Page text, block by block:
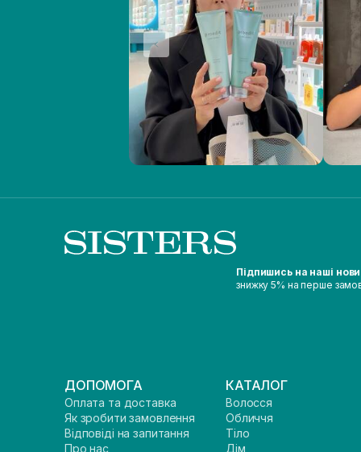
Підпишись на наші
знижку 5% на перше
ДОПОМОГА
Оплата та доставка
Як зробити замовлення
Відповіді на запитання
Про нас
КАТАЛОГ
Волосся
Обличчя
Тіло
Дім